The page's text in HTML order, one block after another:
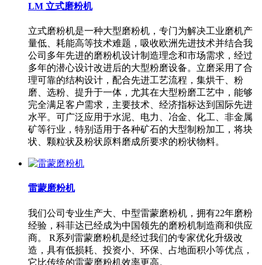
LM 立式磨粉机
立式磨粉机是一种大型磨粉机，专门为解决工业磨机产
量低、耗能高等技术难题，吸收欧洲先进技术并结合我
公司多年先进的磨粉机设计制造理念和市场需求，经过
多年的潜心设计改进后的大型粉磨设备。立磨采用了合
理可靠的结构设计，配合先进工艺流程，集烘干、粉
磨、选粉、提升于一体，尤其在大型粉磨工艺中，能够
完全满足客户需求，主要技术、经济指标达到国际先进
水平。可广泛应用于水泥、电力、冶金、化工、非金属
矿等行业，特别适用于各种矿石的大型制粉加工，将块
状、颗粒状及粉状原料磨成所要求的粉状物料。
雷蒙磨粉机
我们公司专业生产大、中型雷蒙磨粉机，拥有22年磨粉
经验，科菲达已经成为中国领先的磨粉机制造商和供应
商。 R系列雷蒙磨粉机是经过我们的专家优化升级改
造，具有低损耗、投资小、环保、占地面积小等优点，
它比传统的雷蒙磨粉机效率更高。